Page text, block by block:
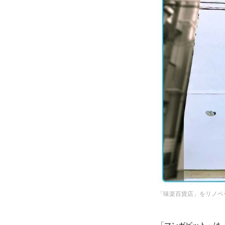
「味楽百貨店」をリノ